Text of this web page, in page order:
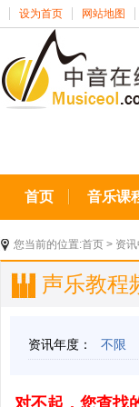
设为首页 网站地图
首页 音乐课
您当前的位置:首页 > 资
声乐教程
资讯年度： 不限
对不起，您查找